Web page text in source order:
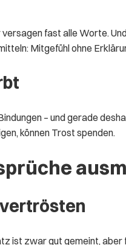
fast alle Worte.
Mitgefühl ohne
– und gerade
können Trost spenden.
ist zwar gut gemeint,